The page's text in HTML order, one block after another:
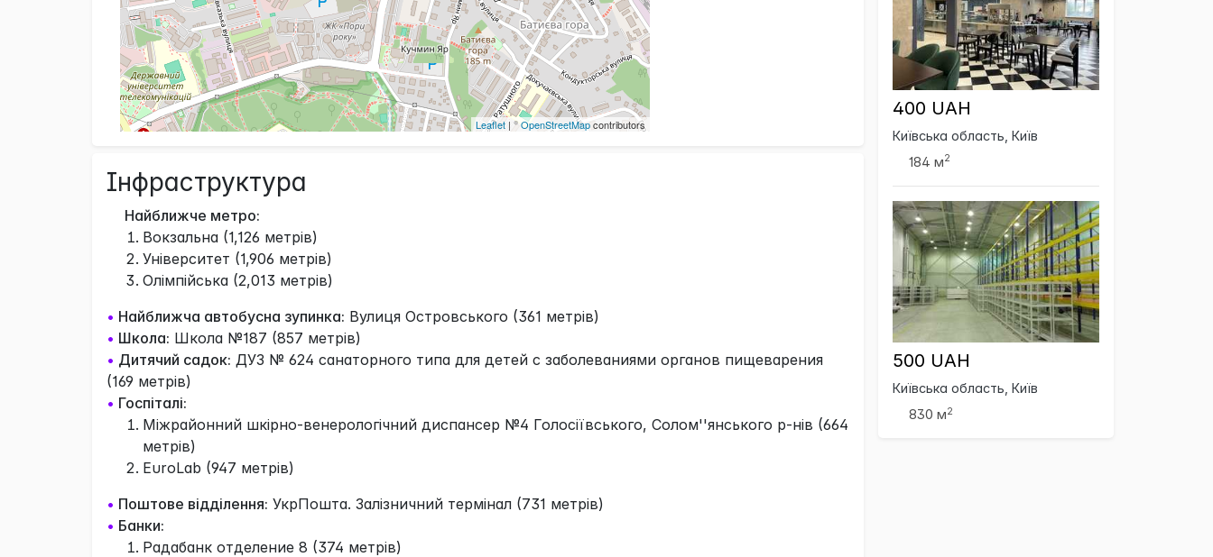
Leaflet | ©OpenStreetMapcontributors
Інфраструктура
Найближче метро:
Вокзальна (1,126 метрів)
Університет (1,906 метрів)
Олімпійська (2,013 метрів)
• Найближча автобусна зупинка: Вулиця Островського (361 метрів)
• Школа: Школа №187 (857 метрів)
• Дитячий садок: ДУЗ № 624 санаторного типа для детей с заболеваниями органов пищеварения
(169 метрів)
• Госпіталі:
Міжрайонний шкiрно-венерологiчний диспансер №4 Голосіївського, Солом''янського р-нів (664
метрів)
EuroLab (947 метрів)
• Поштове відділення: УкрПошта. Залізничний термінал (731 метрів)
• Банки:
Радабанк отделение 8 (374 метрів)
400 UAH
Київська область, Київ
184 м2
500 UAH
Київська область, Київ
830 м2